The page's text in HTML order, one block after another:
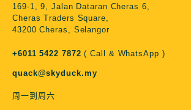
169-1, 9, Jalan Dataran Cheras 6,
Cheras Traders Square,
43200 Cheras, Selangor
+6011 5422 7872( Call & WhatsApp )
quack@skyduck.my
周一到周六